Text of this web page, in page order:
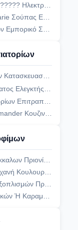
Κουζινών Σειράς
Γραμμών Διευθετήσιμο
Νερό Heaing Κατσαρολών
Κορυφών Ηλεκτρική
Max.200℃
Fryer Δεξαμενών Εμπορικό
Αερίου Αποταμίευσης
Για Το Παγωμένο Κρέας
Διπλό Σωλήνα Θέρμανσης
Για Τα Τρόφιμα Θερμά
Που Κατασκευάζει Τη Μηχανή